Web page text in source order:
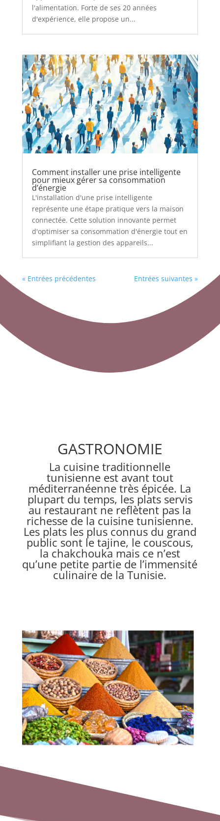
l'alimentation. Forte de ses 20 années
d'expérience, elle propose un...
Comment installer une prise intelligente
pour mieux gérer sa consommation
d’énergie
L'installation d'une prise intelligente
représente une étape pratique vers la maison
connectée. Cette solution innovante permet
d'optimiser sa consommation d'énergie tout en
simplifiant la gestion des appareils...
« Entrées précédentes Entrées suivantes »
GASTRONOMIE
La cuisine traditionnelle
tunisienne est avant tout
méditerranéenne très épicée. La
plupart du temps, les plats servis
au restaurant ne reflètent pas la
richesse de la cuisine tunisienne.
Les plats les plus connus du grand
public sont le tajine, le couscous,
la chakchouka mais ce n’est
qu’une petite partie de l’immensité
culinaire de la Tunisie.